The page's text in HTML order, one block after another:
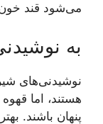
می‌شود قند خون
به
نوشیدنی‌های
هستند، اما
پنهان باشند.